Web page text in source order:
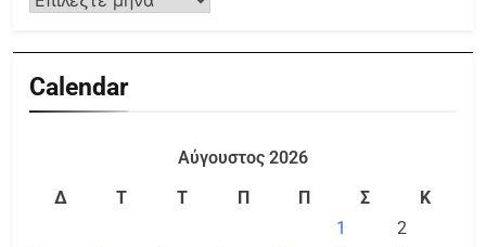
Calendar
Αύγουστος 2026
Δ
Τ Τ Π Π Σ
Κ
1
2